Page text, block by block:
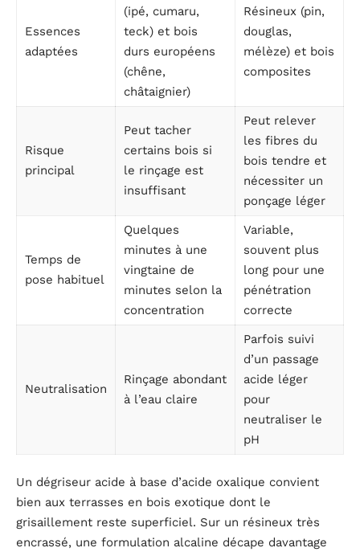
Essences
adaptées
(ipé, cumaru,
teck) et bois
durs européens
(chêne,
châtaignier)
Résineux (pin,
douglas,
mélèze) et bois
composites
Risque
principal
Peut tacher
certains bois si
le rinçage est
insuffisant
Peut relever
les fibres du
bois tendre et
nécessiter un
ponçage léger
Temps de
pose habituel
Quelques
minutes à une
vingtaine de
minutes selon la
concentration
Variable,
souvent plus
long pour une
pénétration
correcte
Neutralisation
Rinçage abondant
à l’eau claire
Parfois suivi
d’un passage
acide léger
pour
neutraliser le
pH
Un dégriseur acide à base d’acide oxalique convient
bien aux terrasses en bois exotique dont le
grisaillement reste superficiel. Sur un résineux très
encrassé, une formulation alcaline décape davantage